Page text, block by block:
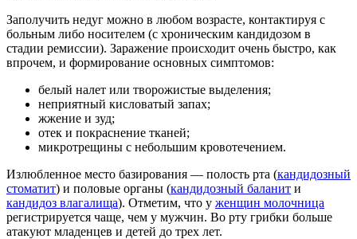
Заполучить недуг можно в любом возрасте, контактируя с
больным либо носителем (с хроническим кандидозом в
стадии ремиссии). Заражение происходит очень быстро, как
впрочем, и формирование основных симптомов:
белый налет или творожистые выделения;
неприятный кисловатый запах;
жжение и зуд;
отек и покраснение тканей;
микротрещины с небольшим кровотечением.
Излюбленное место базирования — полость рта (кандидозный
стоматит) и половые органы (кандидозный баланит и
кандидоз влагалища). Отметим, что у женщин молочница
регистрируется чаще, чем у мужчин. Во рту грибки больше
атакуют младенцев и детей до трех лет.